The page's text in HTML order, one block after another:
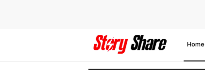
Home